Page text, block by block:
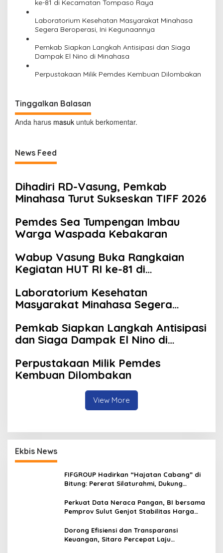
ke-81 di Kecamatan Tompaso Raya
Laboratorium Kesehatan Masyarakat Minahasa
Segera Beroperasi, Ini Kegunaannya
Pemkab Siapkan Langkah Antisipasi dan Siaga
Dampak El Nino di Minahasa
Perpustakaan Milik Pemdes Kembuan Dilombakan
Tinggalkan Balasan
Anda harus masuk untuk berkomentar.
News Feed
Dihadiri RD-Vasung, Pemkab
Minahasa Turut Sukseskan TIFF 2026
Pemdes Sea Tumpengan Imbau
Warga Waspada Kebakaran
Wabup Vasung Buka Rangkaian
Kegiatan HUT RI ke-81 di
Laboratorium Kesehatan
Masyarakat Minahasa Segera
Pemkab Siapkan Langkah Antisipasi
dan Siaga Dampak El Nino di
Perpustakaan Milik Pemdes
Kembuan Dilombakan
View More
Ekbis News
FIFGROUP Hadirkan “Hajatan Cabang” di
Bitung: Pererat Silaturahmi, Dukung
Promo Khusus
Perkuat Data Neraca Pangan, BI bersama
Pemprov Sulut Genjot Stabilitas Harga
Dorong Efisiensi dan Transparansi
Keuangan, Sitaro Percepat Laju